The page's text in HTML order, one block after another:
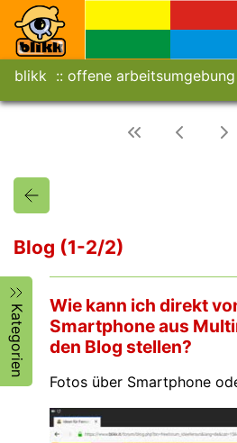
blikk offene arbeitsumgebung
Blog (1-2/2)
Kategorien
Wie kann ich direkt
Smartphone aus
den Blog stellen?
Fotos über Smartphone